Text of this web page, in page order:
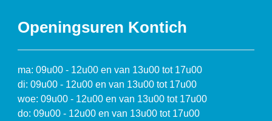
Openingsuren Kontich
ma: 09u00 - 12u00 en van 13u00 tot 17u00
di: 09u00 - 12u00 en van 13u00 tot 17u00
woe: 09u00 - 12u00 en van 13u00 tot 17u00
do: 09u00 - 12u00 en van 13u00 tot 17u00